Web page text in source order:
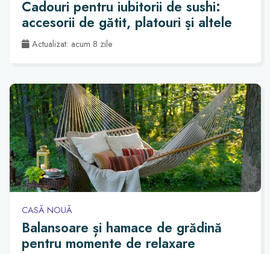
Cadouri pentru iubitorii de sushi:
accesorii de gătit, platouri și altele
Actualizat: acum 8 zile
CASĂ NOUĂ
Balansoare și hamace de grădină
pentru momente de relaxare